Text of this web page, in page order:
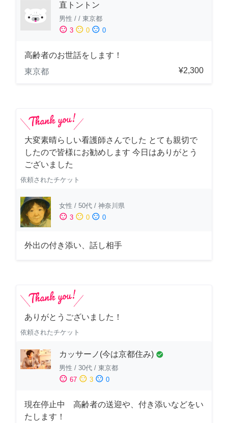
直トントン
男性 / / 東京都
sentiment_satisfied 3 sentiment_neutral 0 sentiment_dissatisfied 0
高齢者のお世話をします！
東京都
¥2,300
大変素晴らしい看護師さんでした とても親切で
したので皆様にお勧めします 今日はありがとう
ございました
依頼されたチケット
女性 / 50代 / 神奈川県
sentiment_satisfied 3 sentiment_neutral 0 sentiment_dissatisfied 0
外出の付き添い、話し相手
ありがとうございました！
依頼されたチケット
カッサーノ(今は京都住み) check_circle
男性 / 30代 / 東京都
sentiment_satisfied 67 sentiment_neutral 3 sentiment_dissatisfied 0
現在停止中 高齢者の送迎や、付き添いなどをい
たします！